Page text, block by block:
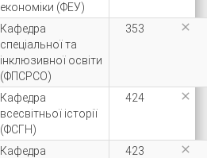
економіки (ФЕУ)
Кафедра
спеціальної та
інклюзивної освіти
(ФПСРСО)
353 
Кафедра
всесвітньої історії
(ФСГН)
424 
Кафедра
423 